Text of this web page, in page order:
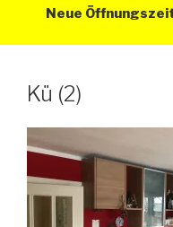
Neue
Kü (2)